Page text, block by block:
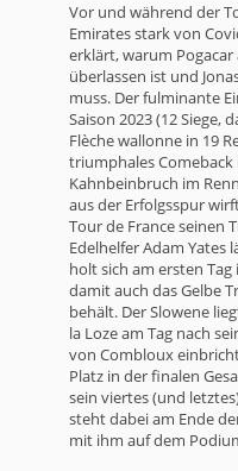
Vor und während der
Emirates stark von
erklärt, warum
überlassen ist und
muss. Der fulminante
Saison 2023 (12 Siege,
Flèche wallonne in 19
triumphales Comeback
Kahnbeinbruch im
aus der Erfolgsspur
Tour de France seinen
Edelhelfer Adam Yates
holt sich am ersten
damit auch das Gelbe
behält. Der Slowene
la Loze am Tag nach
von Combloux
Platz in der finalen
sein viertes (und
steht dabei am Ende
mit ihm auf dem